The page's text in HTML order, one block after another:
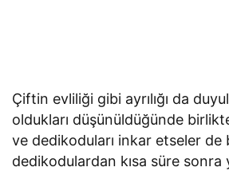
Çiftin evliliği gibi ayrılığı da
oldukları düşünüldüğünde
ve dedikoduları inkar etseler de
dedikodulardan kısa süre sonra